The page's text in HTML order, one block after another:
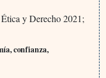
y Derecho 2021;
confianza,